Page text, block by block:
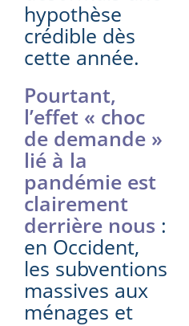
hypothèse
crédible dès
cette année.
Pourtant,
l’effet « choc
de demande »
lié à la
pandémie est
clairement
derrière nous :
en Occident,
les subventions
massives aux
ménages et